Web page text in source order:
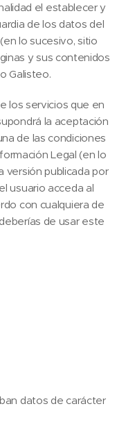
el establecer y
de los datos del
lo sucesivo, sitio
y sus contenidos
Galisteo.
los servicios que en
la aceptación
de las condiciones
Legal (en lo
versión publicada por
usuario acceda al
con cualquiera de
de usar este
datos de carácter